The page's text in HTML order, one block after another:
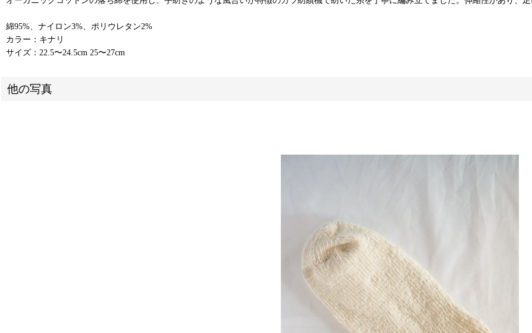
綿95%、ナイロン3%、ポリウレタン2%
カラー：キナリ
サイズ：22.5〜24.5cm 25〜27cm
他の写真